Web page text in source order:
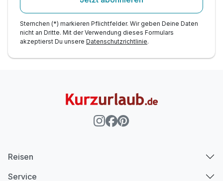
Sternchen (*) markieren Pflichtfelder. Wir geben Deine Daten
nicht an Dritte. Mit der Verwendung dieses Formulars
akzeptierst Du unsere Datenschutzrichtlinie.
Reisen
Service